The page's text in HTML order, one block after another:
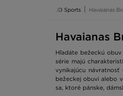
JD Sports Havaianas
Havaianas
Hľadáte bežeckú
série majú
vynikajúcu
bežeckej obuvi alebo
sa, ktoré pánske,